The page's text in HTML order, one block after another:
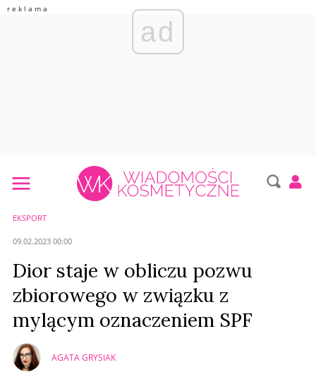
ad
EKSPORT
09.02.2023 00:00
Dior staje w obliczu pozwu
zbiorowego w związku z
mylącym oznaczeniem SPF
AGATA GRYSIAK